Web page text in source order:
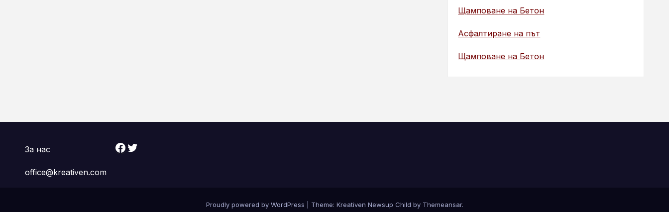
Щамповане на Бетон
Асфалтиране на път
Щамповане на Бетон
За нас
office@kreativen.com
Facebook Twitter
Proudly powered by WordPress Theme: Kreativen Newsup Child by Themeansar.